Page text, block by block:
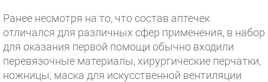
Ранее несмотря на то, что состав аптечек
отличался для различных сфер применения, в набор
для оказания первой помощи обычно входили
перевязочные материалы, хирургические перчатки,
ножницы, маска для искусственной вентиляции